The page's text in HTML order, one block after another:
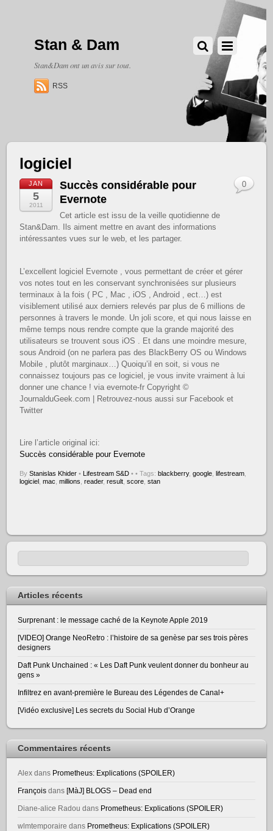
Stan & Dam
Stan&Dam ont un avis sur tout.
RSS
logiciel
JAN
5
2011
Succès considérable pour
Evernote
Cet article est issu de la veille quotidienne de
Stan&Dam. Ils aiment mettre en avant des informations
intéressantes vues sur le web, et les partager.
L’excellent logiciel Evernote , vous permettant de créer et gérer
vos notes tout en les conservant synchronisées sur plusieurs
terminaux à la fois ( PC , Mac , iOS , Android , ect…) est
visiblement utilisé aux derniers relevés par plus de 6 millions de
personnes à travers le monde. Un joli score, et qui nous laisse en
même temps nous rendre compte que la grande majorité des
utilisateurs se trouvent sous iOS . Et dans une moindre mesure,
sous Android (on ne parlera pas des BlackBerry OS ou Windows
Mobile , plutôt marginaux…) Quoiqu’il en soit, si vous ne
connaissez toujours pas ce logiciel, je vous invite vraiment à lui
donner une chance ! via evernote-fr Copyright ©
JournalduGeek.com | Retrouvez-nous aussi sur Facebook et
Twitter
Lire l’article original ici:
Succès considérable pour Evernote
ByStanislas Khider • Lifestream S&D •
0
• Tags:blackberry,google ,lifestream
logiciel ,mac ,millions ,reader,result ,score ,stan
Articles récents
Surprenant : le message caché de la Keynote Apple 2019
[VIDEO] Orange NeoRetro : l’histoire de sa genèse par ses trois pères
designers
Daft Punk Unchained : « Les Daft Punk veulent donner du bonheur au
gens »
Infiltrez en avant-première le Bureau des Légendes de Canal+
[Vidéo exclusive] Les secrets du Social Hub d’Orange
Commentaires récents
Alex dans Prometheus: Explications (SPOILER)
François dans [MàJ] BLOGS – Dead end
Diane-alice Radou dans Prometheus: Explications (SPOILER)
wlmtemporaire dans Prometheus: Explications (SPOILER)